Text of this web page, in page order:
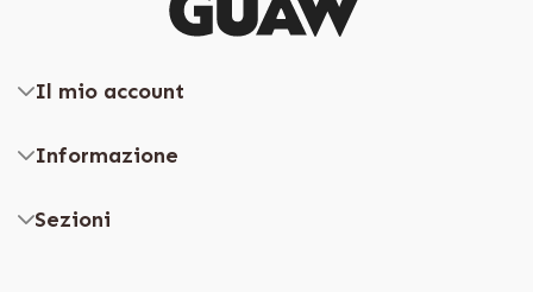
Il mio account
Informazione
Sezioni